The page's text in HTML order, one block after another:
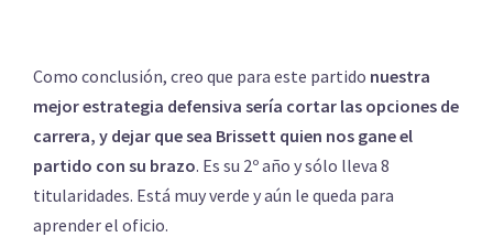
Como conclusión, creo que para este partido nuestra
mejor estrategia defensiva sería cortar las opciones de
carrera, y dejar que sea Brissett quien nos gane el
partido con su brazo. Es su 2º año y sólo lleva 8
titularidades. Está muy verde y aún le queda para
aprender el oficio.